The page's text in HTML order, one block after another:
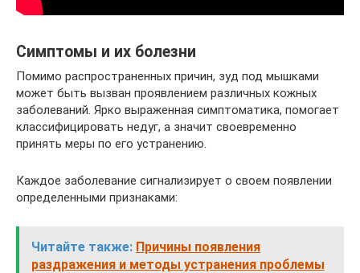
Симптомы и их болезни
Помимо распространенных причин, зуд под мышками
может быть вызван проявлением различных кожных
заболеваний. Ярко выраженная симптоматика, помогает
классифицировать недуг, а значит своевременно
принять меры по его устранению.
Каждое заболевание сигнализирует о своем появлении
определенными признаками:
Читайте также: Причины появления
раздражения и методы устранения проблемы